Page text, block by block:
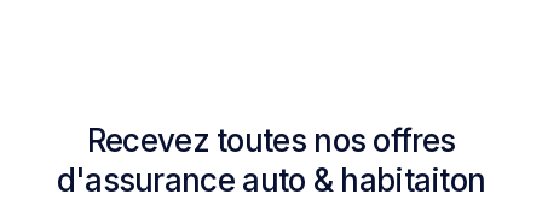
Recevez toutes nos offres
d'assurance auto & habitaiton